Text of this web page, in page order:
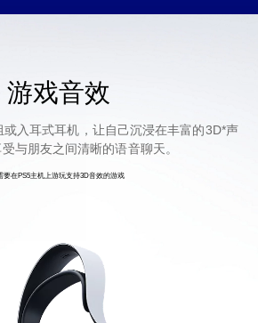
游戏音效
入耳式耳机，让自己沉浸在丰富的3D*声
与朋友之间清晰的语音聊天。
要在PS5主机上游玩支持3D音效的游戏